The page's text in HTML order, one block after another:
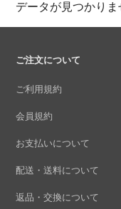
データが見つかりま
ご注文について
ご利用規約
会員規約
お支払いについて
配送・送料について
返品・交換について